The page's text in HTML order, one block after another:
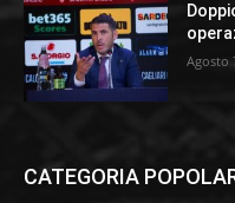
Agosto
CATEGORIA